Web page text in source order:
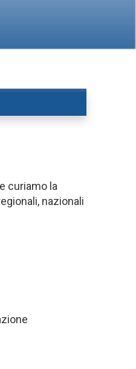
curiamo la
nazionali